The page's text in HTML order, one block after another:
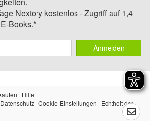
Nextory kostenlos - Zugriff auf 1,4
Books.*
Anmelden
Hilfe
Datenschutz Cookie-Einstellungen
Echtheit der